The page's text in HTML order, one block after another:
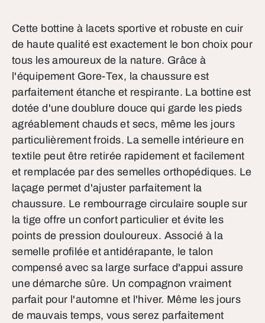
Cette bottine à lacets sportive et robuste en cuir
de haute qualité est exactement le bon choix pour
tous les amoureux de la nature. Grâce à
l'équipement Gore-Tex, la chaussure est
parfaitement étanche et respirante. La bottine est
dotée d'une doublure douce qui garde les pieds
agréablement chauds et secs, même les jours
particulièrement froids. La semelle intérieure en
textile peut être retirée rapidement et facilement
et remplacée par des semelles orthopédiques. Le
laçage permet d'ajuster parfaitement la
chaussure. Le rembourrage circulaire souple sur
la tige offre un confort particulier et évite les
points de pression douloureux. Associé à la
semelle profilée et antidérapante, le talon
compensé avec sa large surface d'appui assure
une démarche sûre. Un compagnon vraiment
parfait pour l'automne et l'hiver. Même les jours
de mauvais temps, vous serez parfaitement